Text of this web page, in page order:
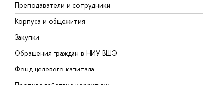
Преподаватели и сотрудники
Корпуса и общежития
Закупки
Обращения граждан в НИУ ВШЭ
Фонд целевого капитала